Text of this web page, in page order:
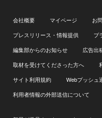
会社概要 マイページ
お
プレスリリース・情報提供
プ
編集部からのお知らせ
広告出
取材を受けてくださった方へ
サイト利用規約
Webプッシュ
利用者情報の外部送信について